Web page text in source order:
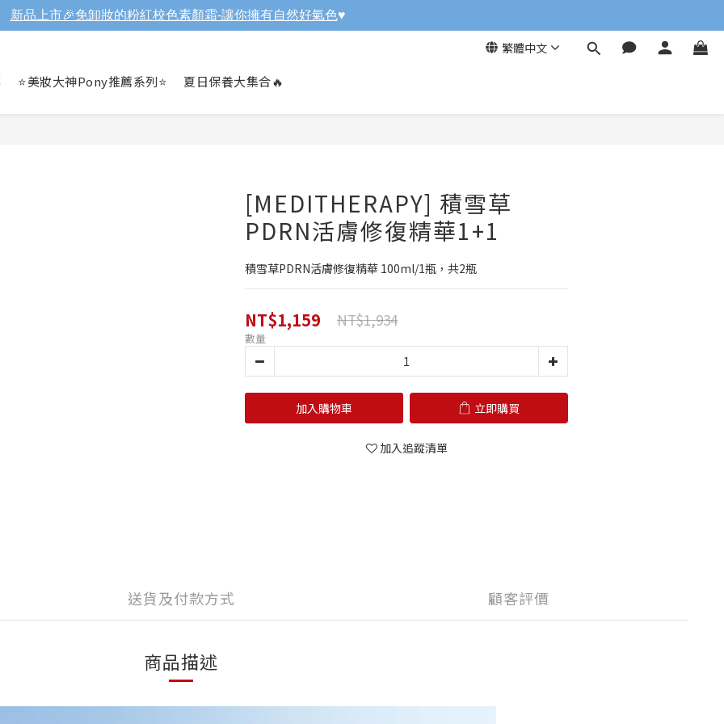
繁體中文
⭐美妝大神Pony推薦系列⭐ 夏日保養大集合🔥
[MEDITHERAPY] 積雪草
PDRN活膚修復精華1+1
積雪草PDRN活膚修復精華 100ml/1瓶，共2瓶
NT$1,159 NT$1,934
數量
加入購物車 立即購買
加入追蹤清單
送貨及付款方式 顧客評價
商品描述
新品上市🎉免卸妝的粉紅校色素顏霜-讓你擁有自然好氣色♥️